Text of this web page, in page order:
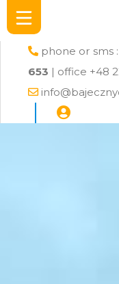
phone or sms
653 | office +48